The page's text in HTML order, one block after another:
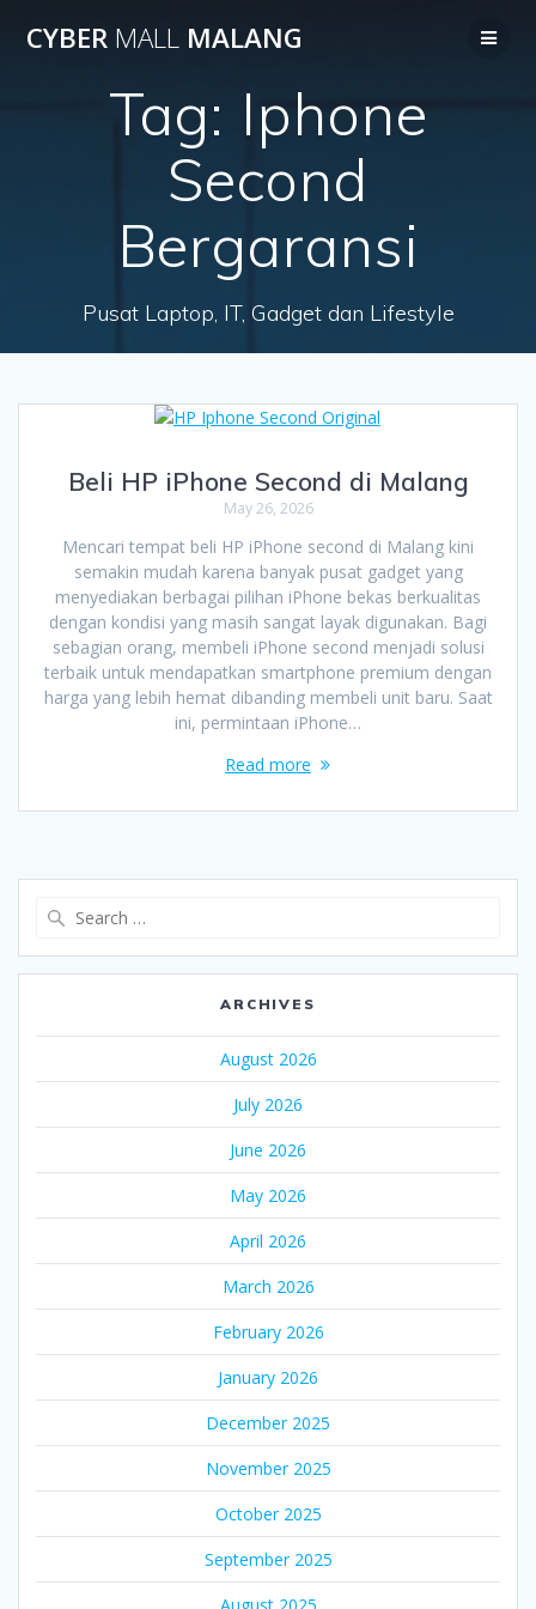
to
CYBER MALL MALANG
Tag: Iphone
Second
Bergaransi
Pusat Laptop, IT, Gadget dan Lifestyle
Beli HP iPhone Second di Malang
May 26, 2026
Mencari tempat beli HP iPhone second di Malang kini
semakin mudah karena banyak pusat gadget yang
menyediakan berbagai pilihan iPhone bekas berkualitas
dengan kondisi yang masih sangat layak digunakan. Bagi
sebagian orang, membeli iPhone second menjadi solusi
terbaik untuk mendapatkan smartphone premium dengan
harga yang lebih hemat dibanding membeli unit baru. Saat
ini, permintaan iPhone…
Read more
ARCHIVES
August 2026
July 2026
June 2026
May 2026
April 2026
March 2026
February 2026
January 2026
December 2025
November 2025
October 2025
September 2025